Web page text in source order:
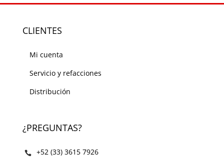
CLIENTES
Mi cuenta
Servicio y refacciones
Distribución
¿PREGUNTAS?
+52 (33) 3615 7926